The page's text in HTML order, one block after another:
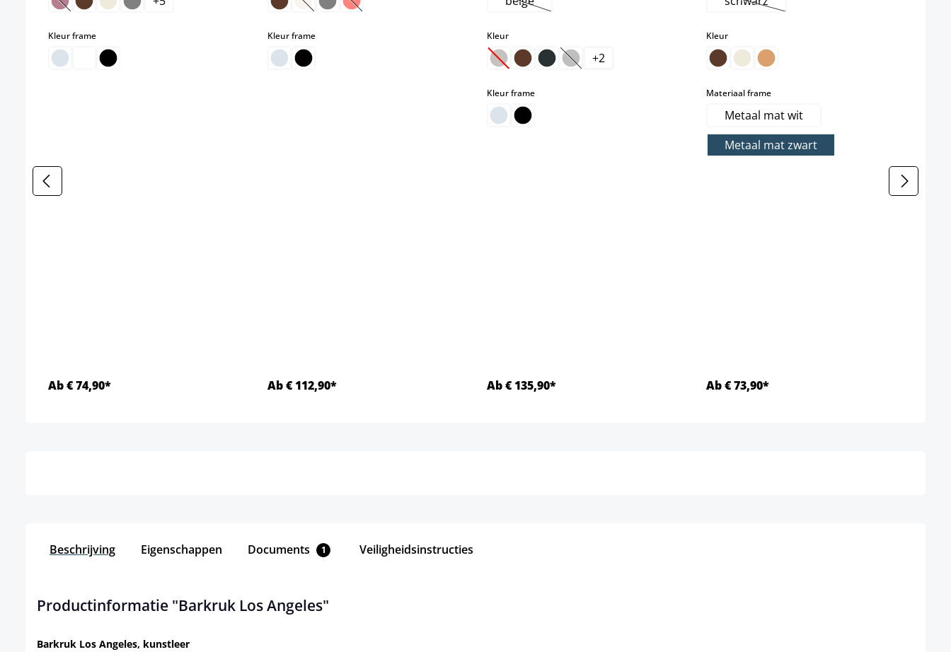
(Deze optie is momenteel niet beschikbaar.)
Kleur frameselect
Ab € 74,90*
(Deze optie is momenteel niet beschikbaar.)
(Deze optie is momenteel niet beschikbaar.)
Kleur frameselect
Ab € 112,90*
(Deze optie is momenteel niet beschikbaar.)
Kleurselect
(Deze optie is momenteel niet beschikbaar.)
(Deze optie is momenteel niet beschikbaar.)
+2
Kleur frameselect
Ab € 135,90*
(Deze optie is momenteel niet
Kleurselect
Materiaal frameselect
Metaal mat wit
Metaal mat zwart
Ab € 73,90*
Beschrijving Eigenschappen Documents 1 Veiligheidsinstructies
Productinformatie "Barkruk Los Angeles"
Barkruk Los Angeles, kunstleer